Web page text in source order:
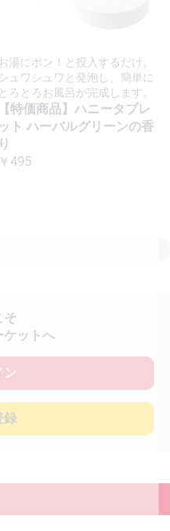
そ
ケットへ
ン
録
湯にポン！と投入するだけ。
シュワシュワと発泡し、簡単に
とろとろお風呂が完成します。
【特価商品】ハニータブレ
ット ハーバルグリーンの香
り
￥495